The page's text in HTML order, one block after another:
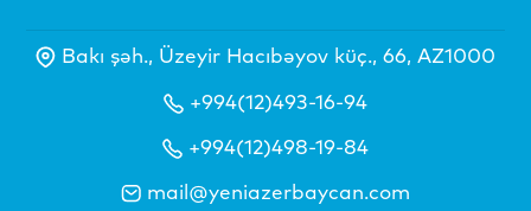
Bakı şəh., Üzeyir Hacıbəyov küç., 66, AZ1000
+994(12)493-16-94
+994(12)498-19-84
mail@yeniazerbaycan.com